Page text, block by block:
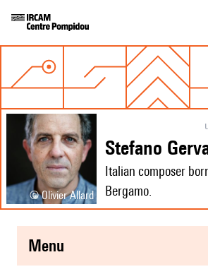
© Olivier Allard
Stefano
Italian composer
Bergamo.
menu